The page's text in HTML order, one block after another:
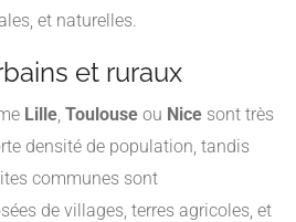
et naturelles.
et ruraux
Lille Toulouse ou Nice sont très
densité de population, tandis
communes sont
de villages, terres agricoles, et